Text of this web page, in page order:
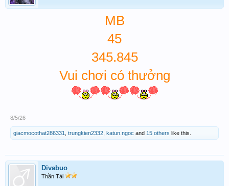
MB
45
345.845
Vui chơi có thưởng
8/5/26
giacmocothat286331 trungkien2332 katun.ngoc and 15 others like this.
Divabuo
Thần Tài